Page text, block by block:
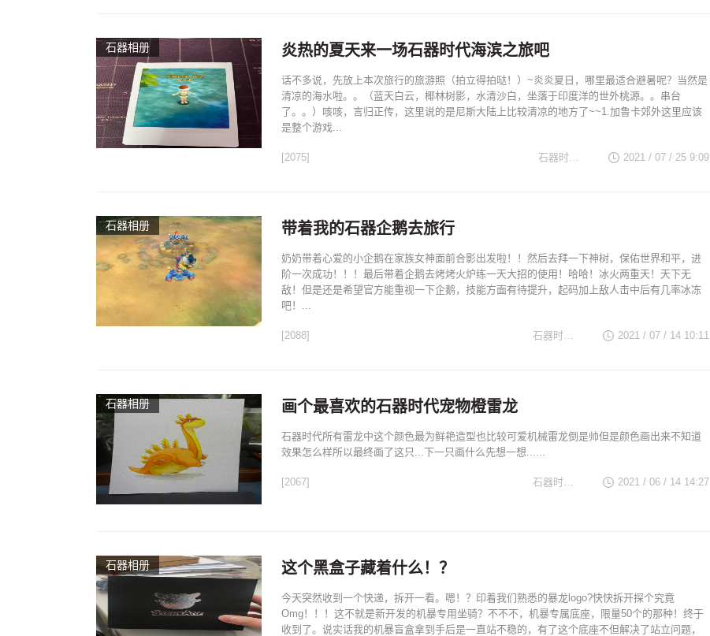
石器相册 炎热的夏天来一场石器时代海滨之旅吧
话不多说，先放上本次旅行的旅游照（拍立得拍哒！）~炎炎夏日，哪里最适合避暑呢？当然是
清凉的海水啦。。（蓝天白云，椰林树影，水清沙白，坐落于印度洋的世外桃源。。串台
了。。）咳咳，言归正传，这里说的是尼斯大陆上比较清凉的地方了~~1.加鲁卡郊外这里应该
是整个游戏...
[2075] 2021 / 07 / 25 9:09
石器时代TV
石器相册 带着我的石器企鹅去旅行
奶奶带着心爱的小企鹅在家族女神面前合影出发啦！！然后去拜一下神树，保佑世界和平，进
阶一次成功！！！最后带着企鹅去烤烤火炉练一天大招的使用！哈哈！冰火两重天！天下无
敌！但是还是希望官方能重视一下企鹅，技能方面有待提升，起码加上敌人击中后有几率冰冻
吧！...
[2088] 2021 / 07 / 14 10:11
石器时代TV
石器相册 画个最喜欢的石器时代宠物橙雷龙
石器时代所有雷龙中这个颜色最为鲜艳造型也比较可爱机械雷龙倒是帅但是颜色画出来不知道
效果怎么样所以最终画了这只...下一只画什么先想一想......
[2067] 2021 / 06 / 14 14:27
石器时代TV
石器相册 这个黑盒子藏着什么！？
今天突然收到一个快递，拆开一看。嗯！？印着我们熟悉的暴龙logo?快快拆开探个究竟
Omg！！！这不就是新开发的机暴专用坐骑？不不不，机暴专属底座，限量50个的那种！终于
收到了。说实话我的机暴盲盒拿到手后是一直站不稳的，有了这个底座不但解决了站立问题，